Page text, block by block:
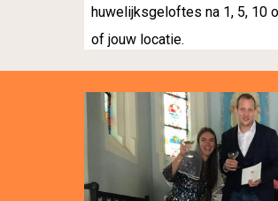
huwelijksgeloftes na 1, 5, 10
of jouw locatie.